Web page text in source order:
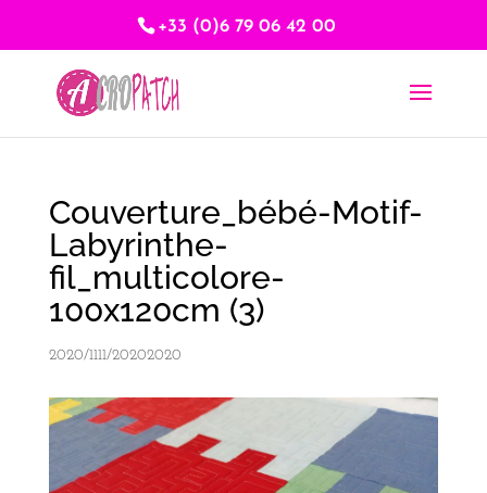
+33 (0)6 79 06 42 00
Couverture_bébé-Motif-
Labyrinthe-
fil_multicolore-
100x120cm (3)
2020/1111/20202020